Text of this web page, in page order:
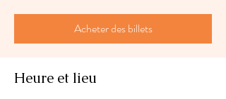
Acheter des billets
Heure et lieu